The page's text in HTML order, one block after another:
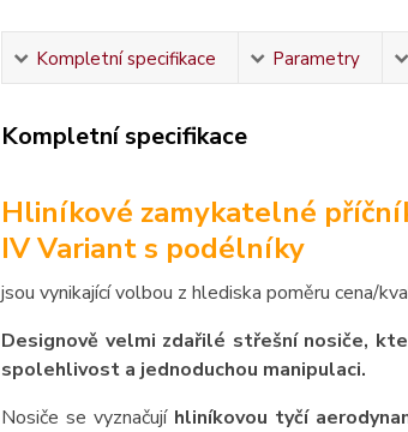
Kompletní specifikace Parametry
Kompletní specifikace
Hliníkové zamykatelné
IV Variant s podélníky
jsou vynikající volbou z hlediska poměru cena/
Designově velmi zdařilé střešní nosiče,
spolehlivost a jednoduchou manipulaci.
Nosiče se vyznačují hliníkovou tyčí